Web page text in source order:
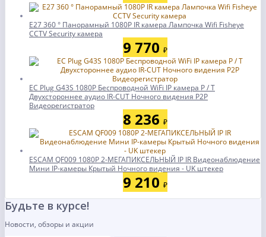
E27 360 ° Панорамный 1080P IR камера Лампочка Wifi Fisheye
CCTV Security камера
9 770 ₽
ЕС Plug G43S 1080P Беспроводной WiFi IP камера P / T
Двухстороннее аудио IR-CUT Ночного видения P2P
Видеорегистратор
8 236 ₽
ESCAM QF009 1080P 2-МЕГАПИКСЕЛЬНЫЙ IP IR Видеонаблюдение
Мини IP-камеры Крытый Ночного видения - UK штекер
9 210 ₽
Будьте в курсе!
Новости, обзоры и акции